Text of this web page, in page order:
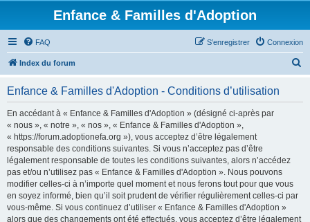
Enfance & Familles d'Adoption
FAQ Connexion
S’enregistrer
Index du forum
Enfance & Familles d'Adoption - Conditions d’utilisation
En accédant à « Enfance & Familles d'Adoption » (désigné ci-après par
« nous », « notre », « nos », « Enfance & Familles d'Adoption »,
« https://forum.adoptionefa.org »), vous acceptez d’être légalement
responsable des conditions suivantes. Si vous n’acceptez pas d’être
légalement responsable de toutes les conditions suivantes, alors n’accédez
pas et/ou n’utilisez pas « Enfance & Familles d'Adoption ». Nous pouvons
modifier celles-ci à n’importe quel moment et nous ferons tout pour que vous
en soyez informé, bien qu’il soit prudent de vérifier régulièrement celles-ci par
vous-même. Si vous continuez d’utiliser « Enfance & Familles d'Adoption »
alors que des changements ont été effectués, vous acceptez d’être légalement